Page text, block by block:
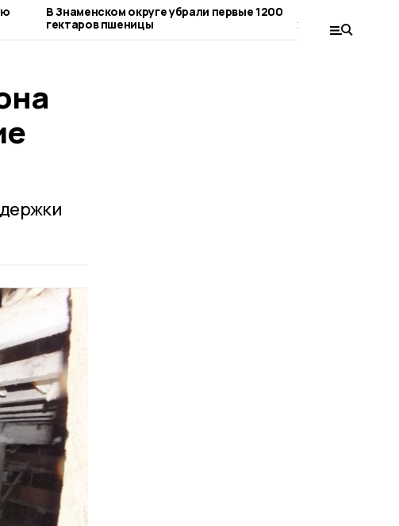
В Знаменском округе убрали первые 1200
гектаров пшеницы
хозяйствах и
округа